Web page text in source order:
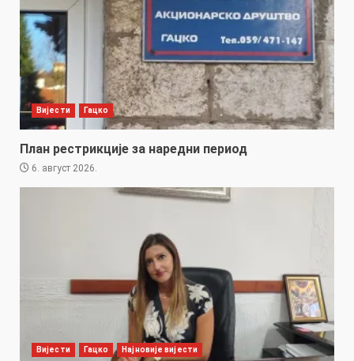
Вијести Гацко
План рестрикције за наредни период
6. август 2026.
Вијести Гацко Најновије вијести